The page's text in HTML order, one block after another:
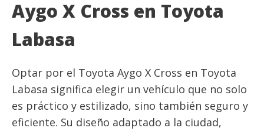
Aygo X Cross en Toyota
Labasa
Optar por el Toyota Aygo X Cross en Toyota
Labasa significa elegir un vehículo que no solo
es práctico y estilizado, sino también seguro y
eficiente. Su diseño adaptado a la ciudad,